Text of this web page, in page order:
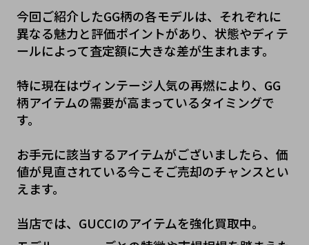
今回ご紹介したGG柄の各モデルは、それぞれに
異なる魅力と評価ポイントがあり、状態やディテ
ールによって査定額に大きな差が生まれます。
特に現在はヴィンテージ人気の再燃により、GG
柄アイテムの需要が高まっているタイミングで
す。
お手元に該当するアイテムがございましたら、価
値が見直されている今こそご売却のチャンスとい
えます。
当店では、GUCCIのアイテムを強化買取中。